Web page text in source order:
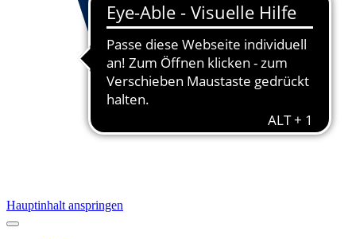
Hauptinhalt anspringen